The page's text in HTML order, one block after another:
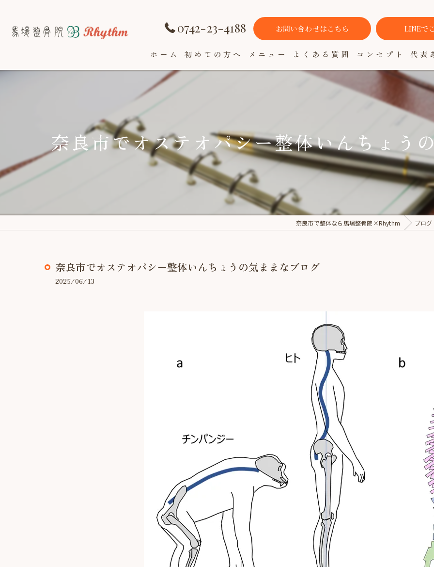
0742-23-4188 お問い合わせはこちら LINEで
ホーム 初めての方へ メニュー よくある質問 コンセプト 代表
奈良市でオステオパシー整体いんちょう
奈良市で整体なら馬場整骨院×Rhythm ブログ
奈良市でオステオパシー整体いんちょうの気ままなブログ
2025/06/13